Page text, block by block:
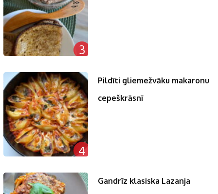
3
4
Pildīti gliemežvāku makaronu
cepeškrāsnī
Gandrīz klasiska Lazanja